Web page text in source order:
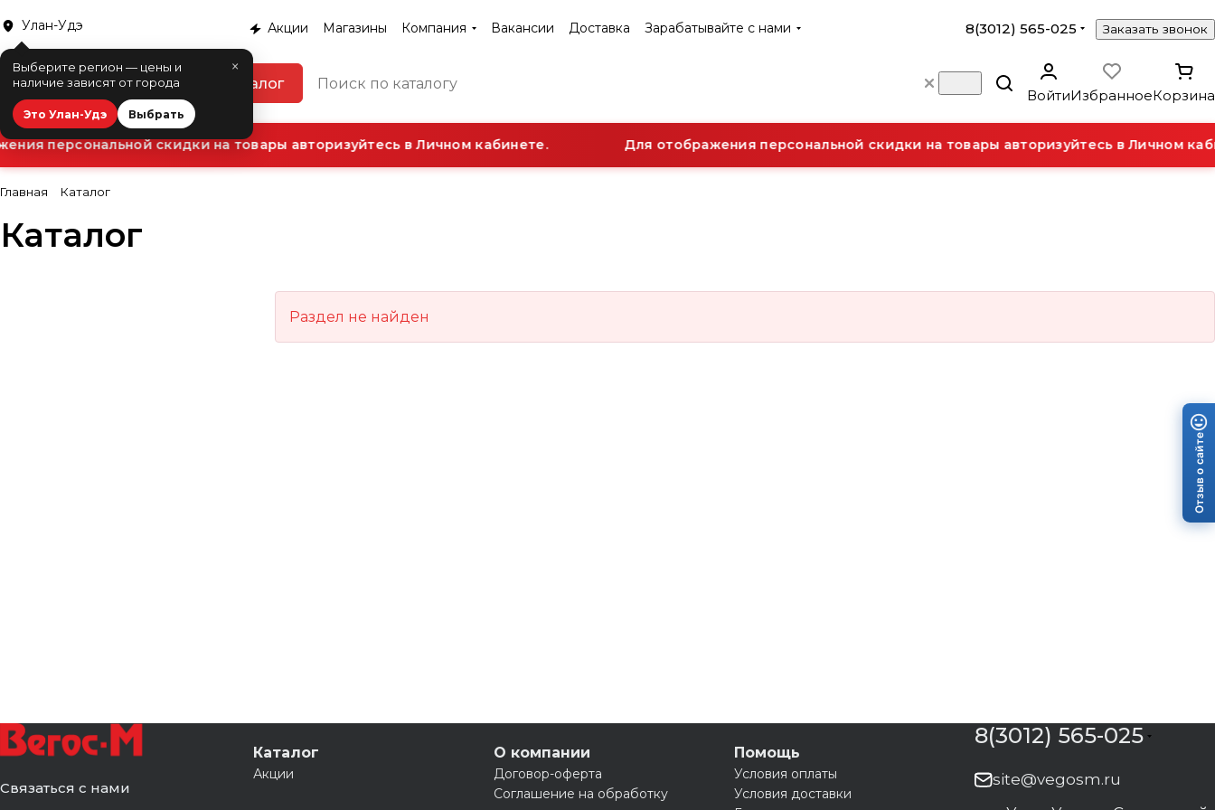
Улан-Удэ
×
Выберите регион — цены и
наличие зависят от города
Это Улан-Удэ Выбрать
Акции Магазины Компания Вакансии Доставка Зарабатывайте с нами 8(3012) 565-025 Заказать звонок
Каталог
ВойтиИзбранноеКорзина
персональной скидки на товары авторизуйтесь в Личном кабинете. Для отображения персональной скидки на товары авторизуйтесь в Личном
Главная Каталог
Каталог
Раздел не найден
Связаться с нами
Каталог
Акции
О компании
Договор-оферта
Соглашение на обработку
Помощь
Условия оплаты
Условия доставки
8(3012) 565-025
site@vegosm.ru
Отзыв о сайте